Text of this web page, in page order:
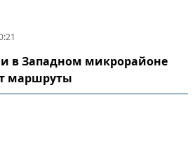
и в Западном микрорайоне
маршруты